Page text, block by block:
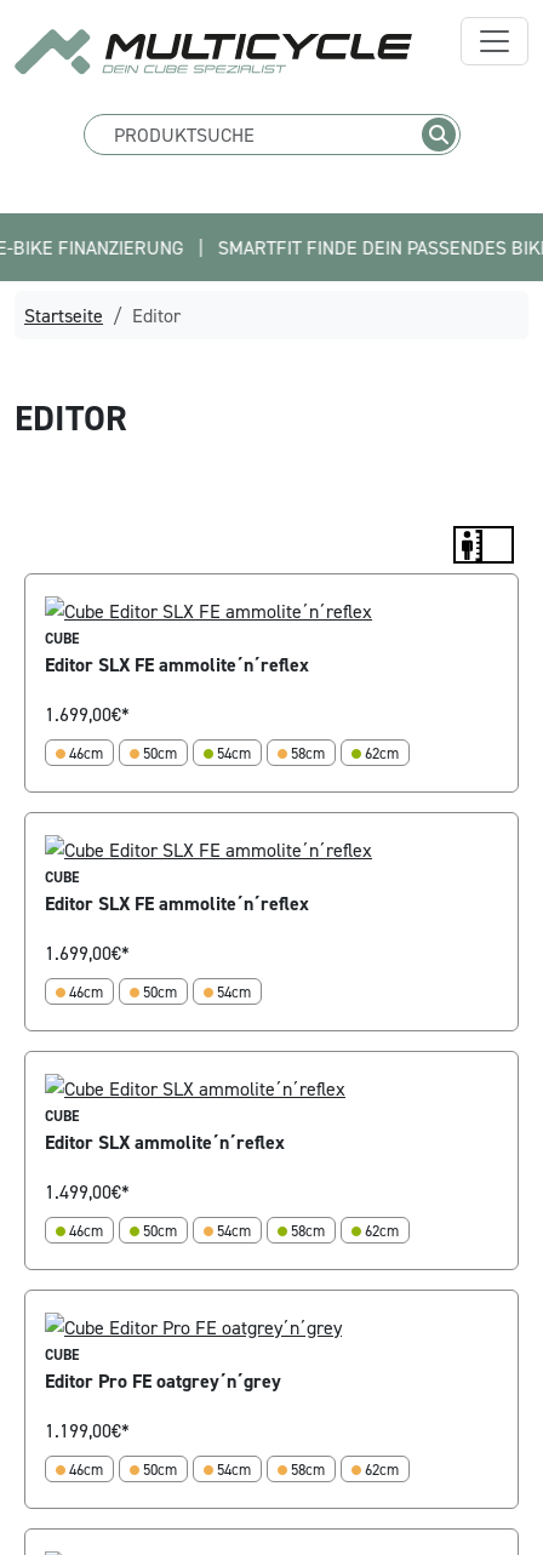
|   SMARTFIT FINDE DEIN PASSENDES BIKE   |
Startseite Editor
EDITOR
CUBE
Editor SLX FE ammolite´n´reflex
1.699,00€*
46cm 50cm 54cm 58cm 62cm
CUBE
Editor SLX FE ammolite´n´reflex
1.699,00€*
46cm 50cm 54cm
CUBE
Editor SLX ammolite´n´reflex
1.499,00€*
46cm 50cm 54cm 58cm 62cm
CUBE
Editor Pro FE oatgrey´n´grey
1.199,00€*
46cm 50cm 54cm 58cm 62cm